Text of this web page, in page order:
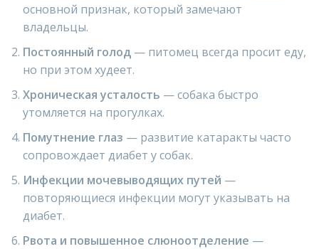
основной признак, который замечают
владельцы.
Постоянный голод — питомец всегда просит еду,
но при этом худеет.
Хроническая усталость — собака быстро
утомляется на прогулках.
Помутнение глаз — развитие катаракты часто
сопровождает диабет у собак.
Инфекции мочевыводящих путей —
повторяющиеся инфекции могут указывать на
диабет.
Рвота и повышенное слюноотделение —